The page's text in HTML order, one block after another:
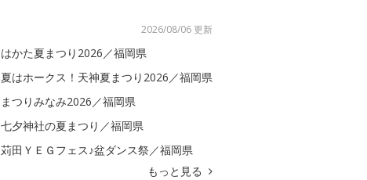
2026/08/06 更新
はかた夏まつり2026／福岡県
夏はホークス！天神夏まつり2026／福岡県
まつりみなみ2026／福岡県
七夕神社の夏まつり／福岡県
苅田ＹＥＧフェス♪盆ダンス祭／福岡県
もっと見る